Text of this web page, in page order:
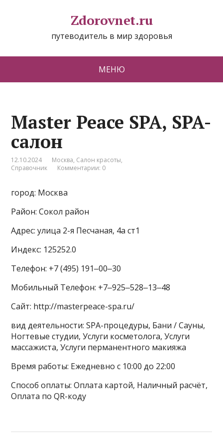
Zdorovnet.ru
путеводитель в мир здоровья
МЕНЮ
Master Peace SPA, SPA-
салон
12.10.2024 Москва, Салон красоты,
Справочник
Комментарии: 0
город: Москва
Район: Сокол район
Адрес: улица 2-я Песчаная, 4а ст1
Индекс: 125252.0
Телефон: +7 (495) 191‒00‒30
Мобильный Телефон: +7‒925‒528‒13‒48
Сайт: http://masterpeace-spa.ru/
вид деятельности: SPA-процедуры, Бани / Сауны,
Ногтевые студии, Услуги косметолога, Услуги
массажиста, Услуги перманентного макияжа
Время работы: Ежедневно с 10:00 до 22:00
Способ оплаты: Оплата картой, Наличный расчёт,
Оплата по QR-коду